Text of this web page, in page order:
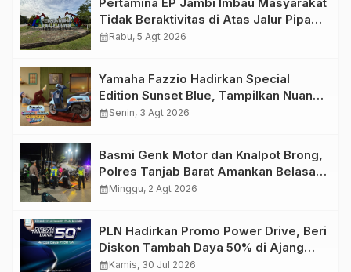
Tidak Beraktivitas di Atas Jalur Pipa
Migas Demi Keselamatan Bersama
calendar_monthRabu, 5 Agt 2026
Yamaha Fazzio Hadirkan Special
Edition Sunset Blue, Tampilkan Nuansa
Retro Summer yang Semakin Skena
calendar_monthSenin, 3 Agt 2026
Basmi Genk Motor dan Knalpot Brong,
Polres Tanjab Barat Amankan Belasan
Kendaraan
calendar_monthMinggu, 2 Agt 2026
PLN Hadirkan Promo Power Drive, Beri
Diskon Tambah Daya 50% di Ajang
GIIAS 2026
calendar_monthKamis, 30 Jul 2026